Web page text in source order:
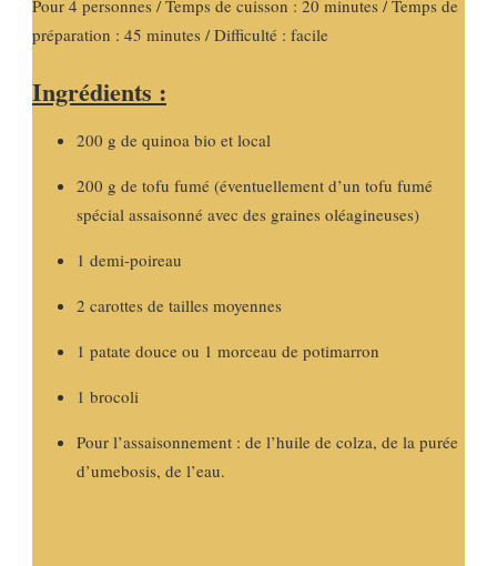
Pour 4 personnes / Temps de cuisson : 20 minutes / Temps de
préparation : 45 minutes / Difficulté : facile
Ingrédients :
200 g de quinoa bio et local
200 g de tofu fumé (éventuellement d’un tofu fumé
spécial assaisonné avec des graines oléagineuses)
1 demi-poireau
2 carottes de tailles moyennes
1 patate douce ou 1 morceau de potimarron
1 brocoli
Pour l’assaisonnement : de l’huile de colza, de la purée
d’umebosis, de l’eau.